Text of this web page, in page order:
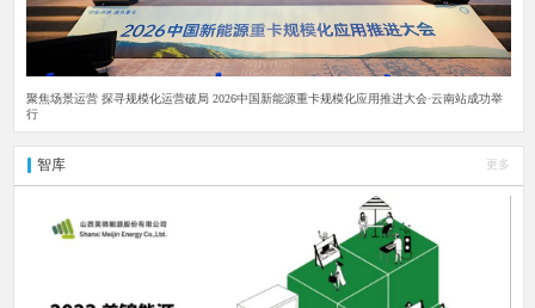
聚焦场景运营 探寻规模化运营破局 2026中国新能源重卡规模化应用推进大会·云南站成功举
行
智库 更多